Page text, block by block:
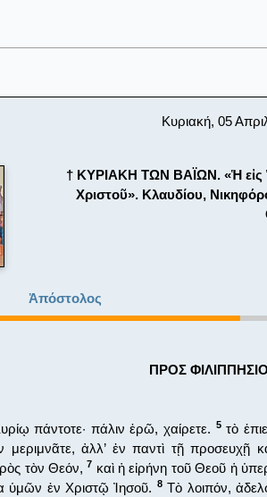
Κυριακή, 05
† ΚΥΡΙΑΚΗ ΤΩΝ ΒΑΪΩΝ. «Ἡ εἰς
Χριστοῦ». Κλαυδίου,
Ἀπόστολος
ΠΡΟΣ
πάντοτε· πάλιν ἐρῶ, χαίρετε. 5τὸ
ἀλλ’ ἐν παντὶ τῇ προσευχῇ
τὸν Θεόν, 7 καὶ ἡ εἰρήνη τοῦ Θεοῦ ἡ
ὑμῶν ἐν Χριστῷ Ἰησοῦ. 8Τὸ λοιπόν,